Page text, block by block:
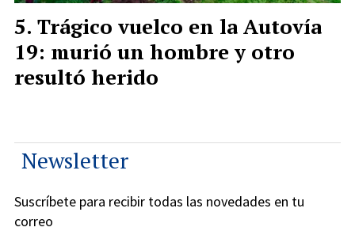
Trágico vuelco en la Autovía
19: murió un hombre y otro
resultó herido
Newsletter
Suscríbete para recibir todas las novedades en tu
correo